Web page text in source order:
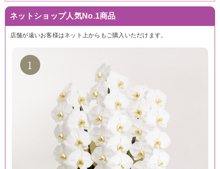
ネットショップ人気No.1商品
店舗が遠いお客様はネット上からもご購入いただけます。